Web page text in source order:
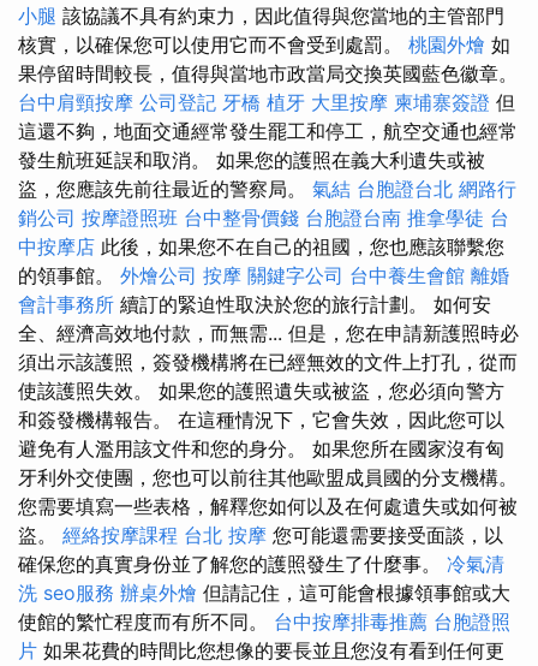
小腿 該協議不具有約束力，因此值得與您當地的主管部門
核實，以確保您可以使用它而不會受到處罰。 桃園外燴 如
果停留時間較長，值得與當地市政當局交換英國藍色徽章。
台中肩頸按摩 公司登記 牙橋 植牙 大里按摩 柬埔寨簽證 但
這還不夠，地面交通經常發生罷工和停工，航空交通也經常
發生航班延誤和取消。 如果您的護照在義大利遺失或被
盜，您應該先前往最近的警察局。 氣結 台胞證台北 網路行
銷公司 按摩證照班 台中整骨價錢 台胞證台南 推拿學徒 台
中按摩店 此後，如果您不在自己的祖國，您也應該聯繫您
的領事館。 外燴公司 按摩 關鍵字公司 台中養生會館 離婚
會計事務所 續訂的緊迫性取決於您的旅行計劃。 如何安
全、經濟高效地付款，而無需... 但是，您在申請新護照時必
須出示該護照，簽發機構將在已經無效的文件上打孔，從而
使該護照失效。 如果您的護照遺失或被盜，您必須向警方
和簽發機構報告。 在這種情況下，它會失效，因此您可以
避免有人濫用該文件和您的身分。 如果您所在國家沒有匈
牙利外交使團，您也可以前往其他歐盟成員國的分支機構。
您需要填寫一些表格，解釋您如何以及在何處遺失或如何被
盜。 經絡按摩課程 台北 按摩 您可能還需要接受面談，以
確保您的真實身份並了解您的護照發生了什麼事。 冷氣清
洗 seo服務 辦桌外燴 但請記住，這可能會根據領事館或大
使館的繁忙程度而有所不同。 台中按摩排毒推薦 台胞證照
片 如果花費的時間比您想像的要長並且您沒有看到任何更